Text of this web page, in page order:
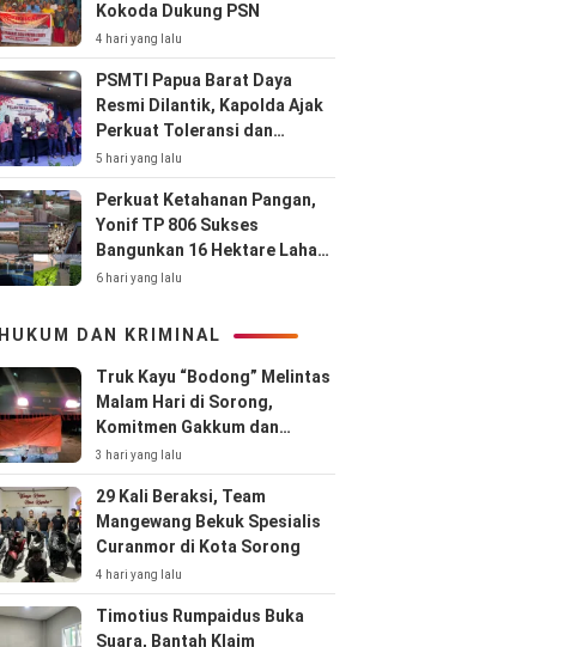
Kokoda Dukung PSN
4 hari yang lalu
PSMTI Papua Barat Daya
Resmi Dilantik, Kapolda Ajak
Perkuat Toleransi dan
Kolaborasi
5 hari yang lalu
Perkuat Ketahanan Pangan,
Yonif TP 806 Sukses
Bangunkan 16 Hektare Lahan
Terbengkalai
6 hari yang lalu
HUKUM DAN KRIMINAL
Truk Kayu “Bodong” Melintas
Malam Hari di Sorong,
Komitmen Gakkum dan
Kepolisian Dipertanyakan
3 hari yang lalu
29 Kali Beraksi, Team
Mangewang Bekuk Spesialis
Curanmor di Kota Sorong
4 hari yang lalu
Timotius Rumpaidus Buka
Suara, Bantah Klaim